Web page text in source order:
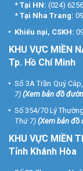
* Tại HN: (024)
* Tại Nha Trang:
Khiếu nại, CSKH:
KHU VỰC MIỀN
Tp. Hồ Chí Minh
Số 3A Trần Quý
7) (Xem bản đồ
Số 354/70 Lý
Thứ 7) (Xem bản đồ
KHU VỰC MIỀN
Tỉnh Khánh Hòa